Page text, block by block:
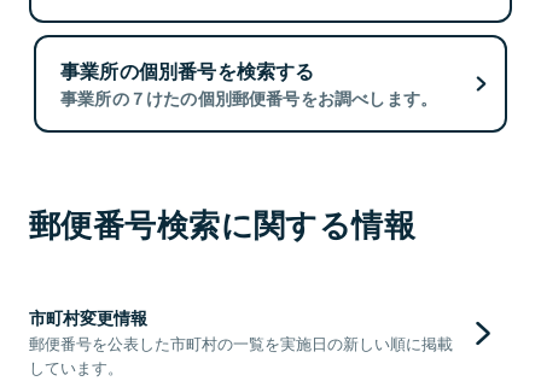
事業所の個別番号を検索する
事業所の７けたの個別郵便番号をお調べします。
郵便番号検索に関する情報
市町村変更情報
郵便番号を公表した市町村の一覧を実施日の新しい順に掲載
しています。